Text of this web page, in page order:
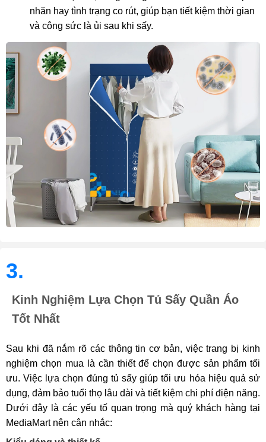
nhăn hay tình trạng co rút, giúp bạn tiết kiệm thời gian
và công sức là ủi sau khi sấy.
3.
Kinh Nghiệm Lựa Chọn Tủ Sấy Quần Áo
Tốt Nhất
Sau khi đã nắm rõ các thông tin cơ bản, việc trang bị kinh
nghiệm chọn mua là cần thiết để chọn được sản phẩm tối
ưu. Việc lựa chọn đúng tủ sấy giúp tối ưu hóa hiệu quả sử
dụng, đảm bảo tuổi thọ lâu dài và tiết kiệm chi phí điện năng.
Dưới đây là các yếu tố quan trọng mà quý khách hàng tại
MediaMart nên cân nhắc: